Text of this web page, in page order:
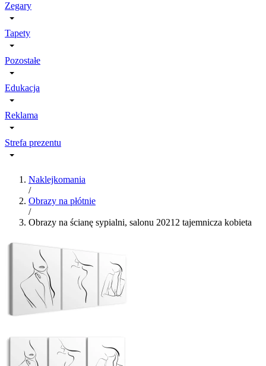
Zegary
Tapety
Pozostałe
Edukacja
Reklama
Strefa prezentu
Naklejkomania
/
Obrazy na płótnie
/
Obrazy na ścianę sypialni, salonu 20212 tajemnicza kobieta